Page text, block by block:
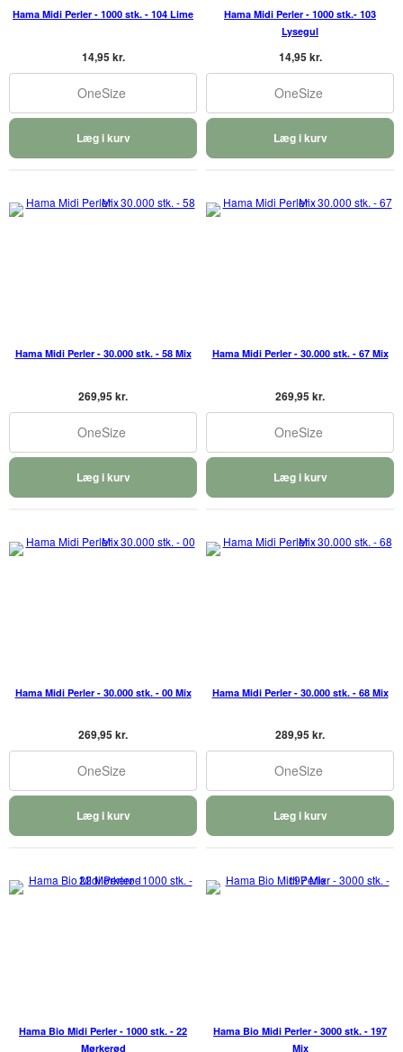
Hama Midi Perler - 1000 stk. - 104 Lime
14,95 kr.
OneSize
Læg i kurv
Hama Midi Perler - 1000 stk.- 103
Lysegul
14,95 kr.
OneSize
Læg i kurv
Hama Midi Perler - 30.000 stk. - 58 Mix
269,95 kr.
OneSize
Læg i kurv
Hama Midi Perler - 30.000 stk. - 67 Mix
269,95 kr.
OneSize
Læg i kurv
Hama Midi Perler - 30.000 stk. - 00 Mix
269,95 kr.
OneSize
Læg i kurv
Hama Midi Perler - 30.000 stk. - 68 Mix
289,95 kr.
OneSize
Læg i kurv
Hama Bio Midi Perler - 1000 stk. - 22
Mørkerød
Hama Bio Midi Perler - 3000 stk. - 197
Mix